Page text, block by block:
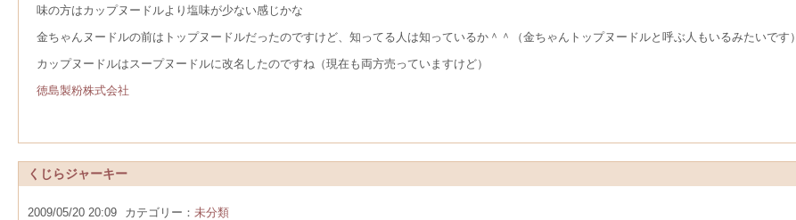
味の方はカップヌードルより塩味が少ない感じかな
金ちゃんヌードルの前はトップヌードルだったのですけど、知ってる人は知っているか＾＾（金ちゃんトップヌードルと呼ぶ人もいるみたいです）
カップヌードルはスープヌードルに改名したのですね（現在も両方売っていますけど）
徳島製粉株式会社
くじらジャーキー
2009/05/20 20:09 カテゴリー： 未分類